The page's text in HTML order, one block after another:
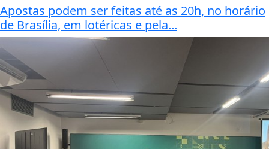
Apostas podem ser feitas até as 20h, no horário
de Brasília, em lotéricas e pela...